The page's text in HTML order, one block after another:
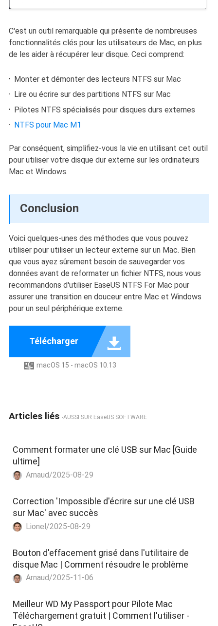
C'est un outil remarquable qui présente de nombreuses
fonctionnalités clés pour les utilisateurs de Mac, en plus
de les aider à récupérer leur disque. Ceci comprend:
Monter et démonter des lecteurs NTFS sur Mac
Lire ou écrire sur des partitions NTFS sur Mac
Pilotes NTFS spécialisés pour disques durs externes
NTFS pour Mac M1
Par conséquent, simplifiez-vous la vie en utilisant cet outil
pour utiliser votre disque dur externe sur les ordinateurs
Mac et Windows.
Conclusion
Voici quelques-unes des méthodes que vous pouvez
utiliser pour utiliser un lecteur externe sur un Mac. Bien
que vous ayez sûrement besoin de sauvegarder vos
données avant de reformater un fichier NTFS, nous vous
recommandons d'utiliser EaseUS NTFS For Mac pour
assurer une transition en douceur entre Mac et Windows
pour un seul périphérique externe.
Télécharger 
 macOS 15 - macOS 10.13
Articles liés -AUSSI SUR EaseUS SOFTWARE
Comment formater une clé USB sur Mac [Guide
ultime]
Arnaud/2025-08-29
Correction 'Impossible d'écrire sur une clé USB
sur Mac' avec succès
Lionel/2025-08-29
Bouton d'effacement grisé dans l'utilitaire de
disque Mac | Comment résoudre le problème
Arnaud/2025-11-06
Meilleur WD My Passport pour Pilote Mac
Téléchargement gratuit | Comment l'utiliser -